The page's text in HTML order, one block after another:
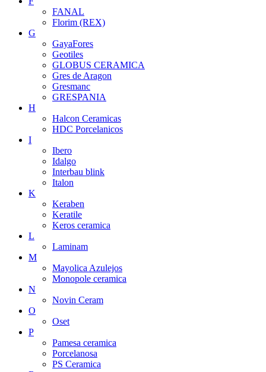
FANAL
Florim (REX)
G
GayaFores
Geotiles
GLOBUS CERAMICA
Gres de Aragon
Gresmanc
GRESPANIA
H
Halcon Ceramicas
HDC Porcelanicos
I
Ibero
Idalgo
Interbau blink
Italon
K
Keraben
Keratile
Keros ceramica
L
Laminam
M
Mayolica Azulejos
Monopole ceramica
N
Novin Ceram
O
Oset
P
Pamesa ceramica
Porcelanosa
PS Ceramica